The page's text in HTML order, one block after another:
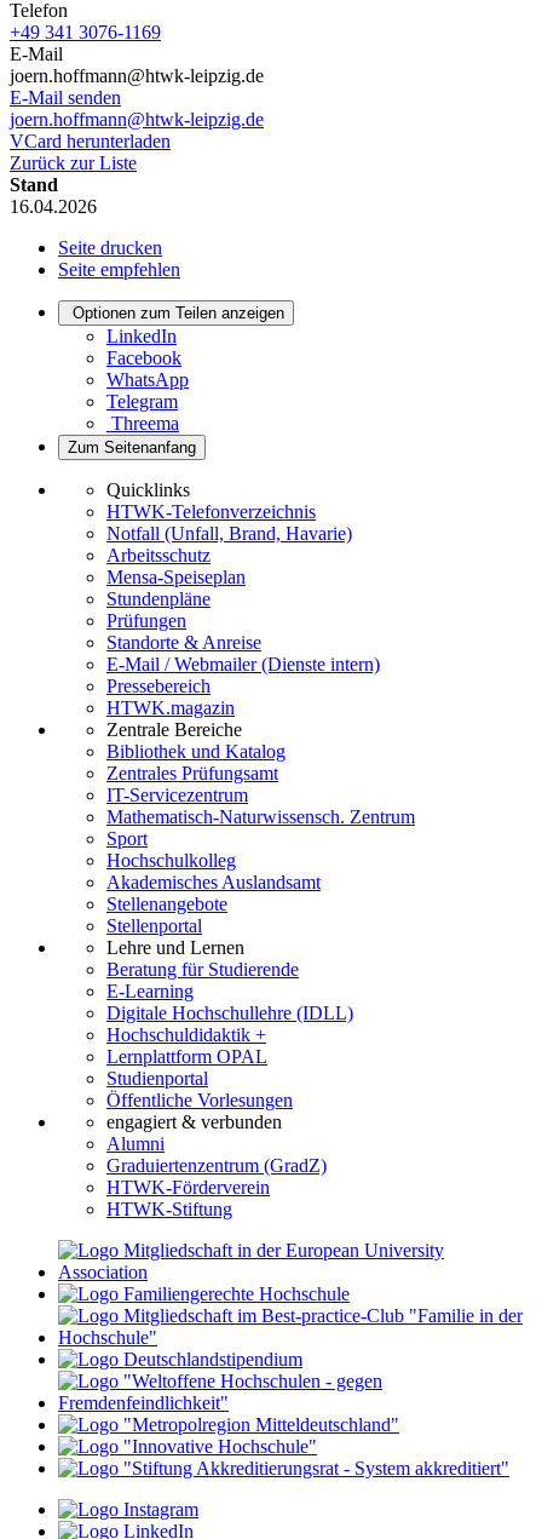
Telefon
+49 341 3076-1169
E-Mail
joern.hoffmann@htwk-leipzig.de
E-Mail senden
joern.hoffmann@htwk-leipzig.de
VCard herunterladen
Zurück zur Liste
Stand
16.04.2026
Seite drucken
Seite empfehlen
Optionen zum Teilen anzeigen
LinkedIn
Facebook
WhatsApp
Telegram
Threema
Zum Seitenanfang
Quicklinks
HTWK-Telefonverzeichnis
Notfall (Unfall, Brand, Havarie)
Arbeitsschutz
Mensa-Speiseplan
Stundenpläne
Prüfungen
Standorte & Anreise
E-Mail / Webmailer (Dienste intern)
Pressebereich
HTWK.magazin
Zentrale Bereiche
Bibliothek und Katalog
Zentrales Prüfungsamt
IT-Servicezentrum
Mathematisch-Naturwissensch. Zentrum
Sport
Hochschulkolleg
Akademisches Auslandsamt
Stellenangebote
Stellenportal
Lehre und Lernen
Beratung für Studierende
E-Learning
Digitale Hochschullehre (IDLL)
Hochschuldidaktik +
Lernplattform OPAL
Studienportal
Öffentliche Vorlesungen
engagiert & verbunden
Alumni
Graduiertenzentrum (GradZ)
HTWK-Förderverein
HTWK-Stiftung